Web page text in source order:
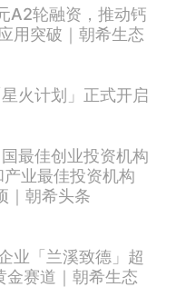
A2轮融资，推动钙
用突破｜朝希生态
火计划」正式开启
最佳创业投资机构
业最佳投资机构
｜朝希头条
业「兰溪致德」超
金赛道｜朝希生态